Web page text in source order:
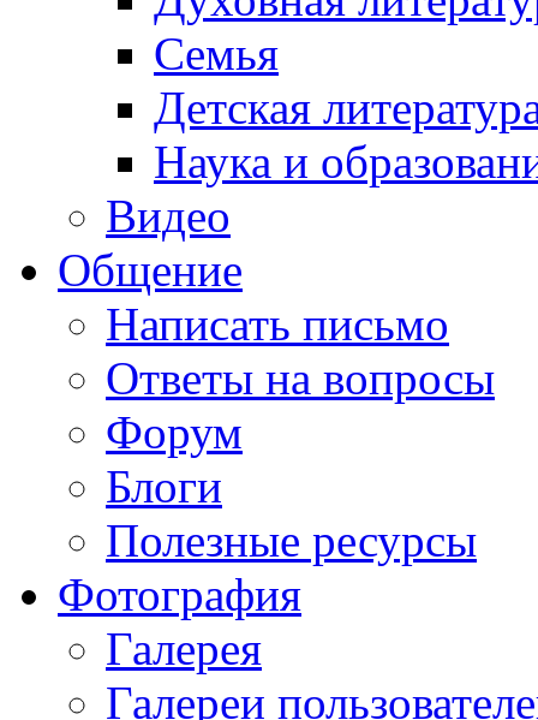
Семья
Детская
Наука и
Видео
Общение
Написать письмо
Ответы на вопросы
Форум
Блоги
Полезные ресурсы
Фотография
Галерея
Галереи